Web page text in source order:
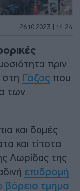
26.10.2023 | 14:24
πριν
στη Γάζας που
των
και δομές
και τίποτα
Λωρίδας της
επιδρομή
βόρειο τμήμα